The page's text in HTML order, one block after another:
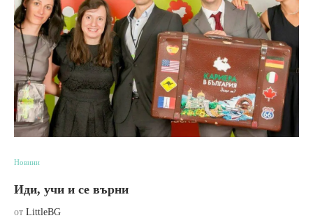
Новини
Иди, учи и се върни
от LittleBG